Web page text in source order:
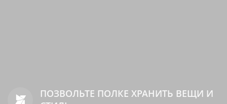
ПОЗВОЛЬТЕ ПОЛКЕ ХРАНИТЬ ВЕЩИ И